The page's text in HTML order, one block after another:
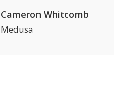
Cameron Whitcomb
Medusa